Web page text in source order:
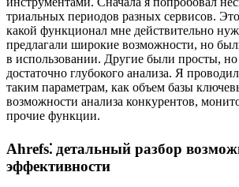
триальных периодов разных сервисов.
какой функционал мне действительно
предлагали широкие возможности, но
в использовании. Другие были просты, но
достаточно глубокого анализа. Я
таким параметрам, как объем базы
возможности анализа конкурентов,
прочие функции.
Ahrefs⁚ детальный разбор
эффективности